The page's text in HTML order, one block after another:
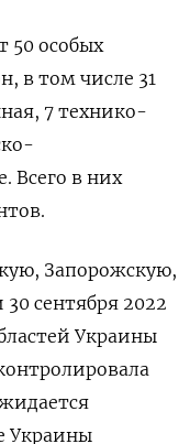
50 особых
в том числе 31
7 технико-
Всего в них
Запорожскую,
сентября 2022
Украины
Украины